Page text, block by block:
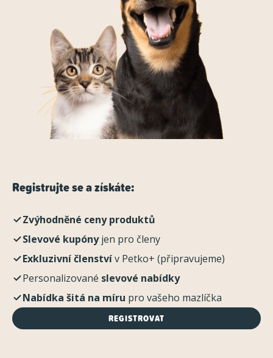
Registrujte se a získáte:
Zvýhodněné ceny produktů
Slevové kupónyjen pro členy
Exkluzivní členstvív Petko+ (připravujeme)
Personalizované slevové nabídky
Nabídka šitá na míru pro vašeho mazlíčka
REGISTROVAT